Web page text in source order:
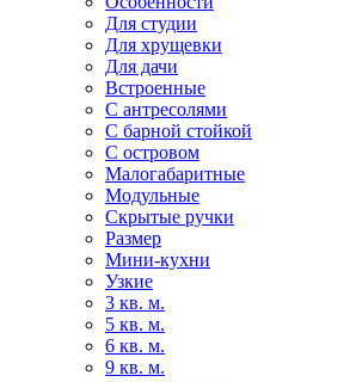
Для студии
Для хрущевки
Для дачи
Встроенные
С антресолями
С барной стойкой
С островом
Малогабаритные
Модульные
Скрытые ручки
Размер
Мини-кухни
Узкие
3 кв. м.
5 кв. м.
6 кв. м.
9 кв. м.